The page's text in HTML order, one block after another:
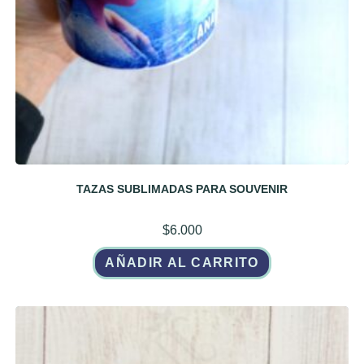
TAZAS SUBLIMADAS PARA SOUVENIR
$6.000
AÑADIR AL CARRITO